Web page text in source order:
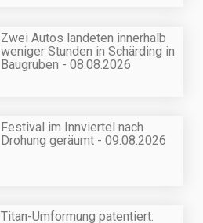
Zwei Autos landeten innerhalb
weniger Stunden in Schärding in
Baugruben - 08.08.2026
Festival im Innviertel nach
Drohung geräumt - 09.08.2026
Titan-Umformung patentiert: